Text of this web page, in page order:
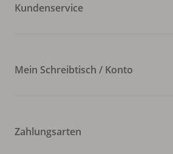
Kundenservice
Mein Schreibtisch / Konto
Zahlungsarten